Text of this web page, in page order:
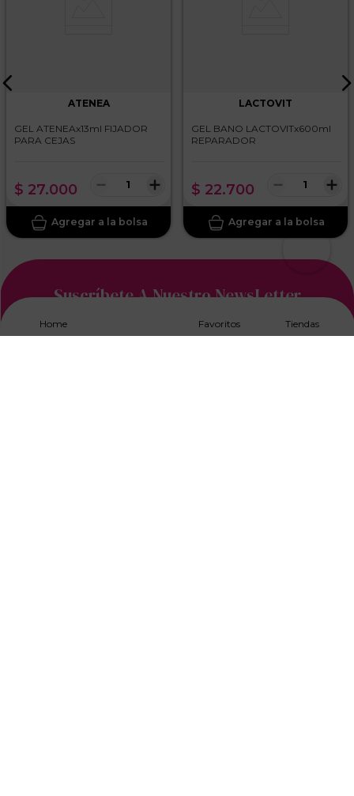
ATENEA
GEL ATENEAx13ml FIJADOR
PARA CEJAS
$ 27.000 ＋
－
LACTOVIT
GEL BANO LACTOVITx600ml
REPARADOR
$ 22.700 ＋
－
Suscríbete A Nuestro NewsLetter
Home Favoritos Tiendas